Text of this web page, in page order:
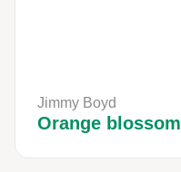
Jimmy Boyd
Orange blossom